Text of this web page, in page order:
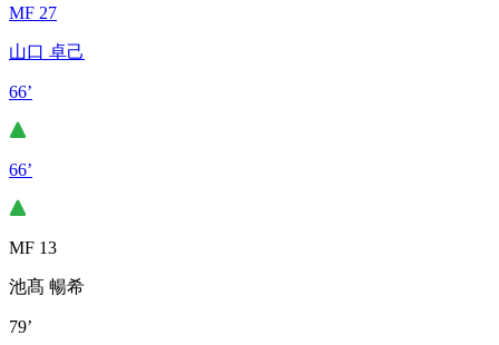
MF 27
山口 卓己
66’
66’
MF 13
池髙 暢希
79’